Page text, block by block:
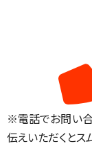
※電話でお問い合
伝えいただくとス